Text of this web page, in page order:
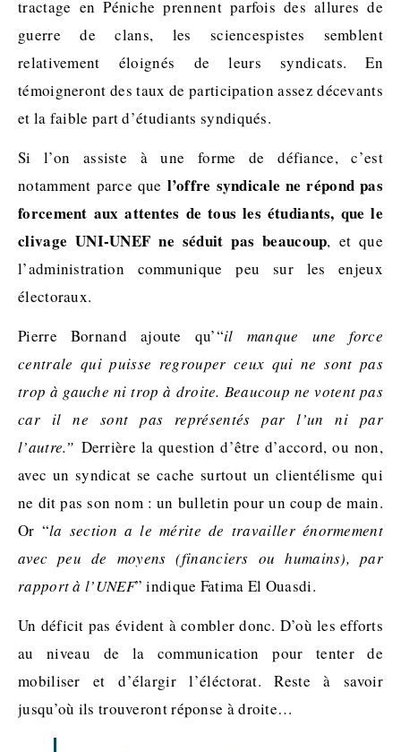
tractage en Péniche prennent parfois des allures de
guerre de clans, les sciencespistes semblent
relativement éloignés de leurs syndicats. En
témoigneront des taux de participation assez décevants
et la faible part d’étudiants syndiqués.
Si l’on assiste à une forme de défiance, c’est
notamment parce que l’offre syndicale ne répond pas
forcement aux attentes de tous les étudiants, que le
clivage UNI-UNEF ne séduit pas beaucoup, et que
l’administration communique peu sur les enjeux
électoraux.
Pierre Bornand ajoute qu’“il manque une force
centrale qui puisse regrouper ceux qui ne sont pas
trop à gauche ni trop à droite. Beaucoup ne votent pas
car il ne sont pas représentés par l’un ni par
l’autre.” Derrière la question d’être d’accord, ou non,
avec un syndicat se cache surtout un clientélisme qui
ne dit pas son nom : un bulletin pour un coup de main.
Or “la section a le mérite de travailler énormement
avec peu de moyens (financiers ou humains), par
rapport à l’UNEF” indique Fatima El Ouasdi.
Un déficit pas évident à combler donc. D’où les efforts
au niveau de la communication pour tenter de
mobiliser et d’élargir l’éléctorat. Reste à savoir
jusqu’où ils trouveront réponse à droite…